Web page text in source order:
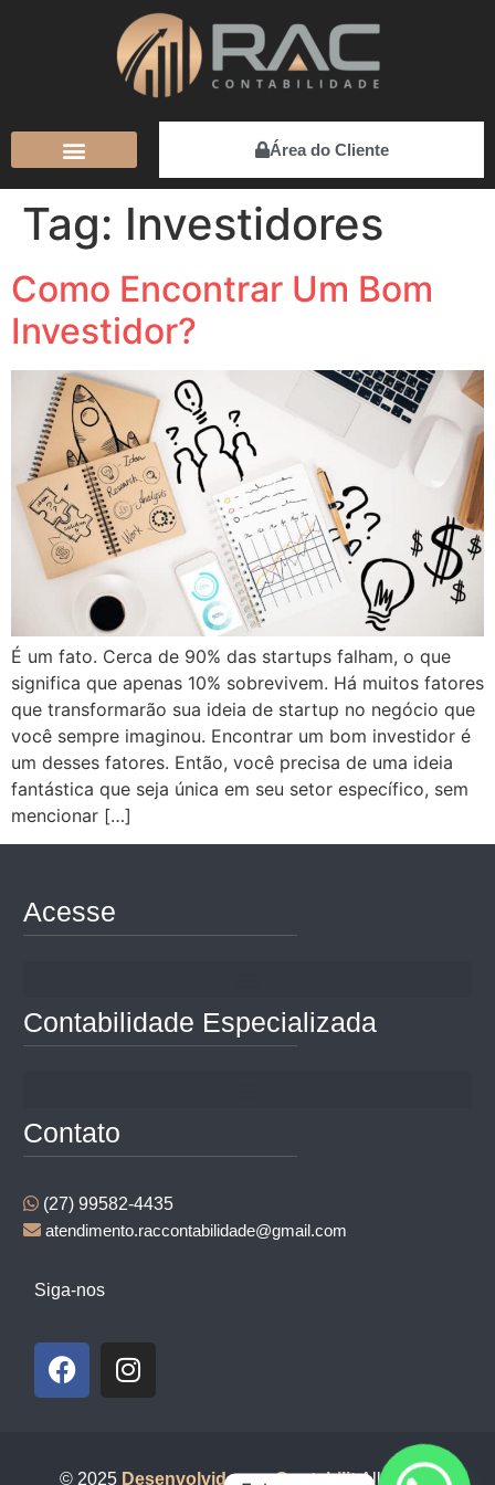
Área do Cliente
Tag: Investidores
Como Encontrar Um Bom
Investidor?
É um fato. Cerca de 90% das startups falham, o que
significa que apenas 10% sobrevivem. Há muitos fatores
que transformarão sua ideia de startup no negócio que
você sempre imaginou. Encontrar um bom investidor é
um desses fatores. Então, você precisa de uma ideia
fantástica que seja única em seu setor específico, sem
mencionar […]
Acesse
Contabilidade Especializada
Contato
(27) 99582-4435
atendimento.raccontabilidade@gmail.com
Siga-nos
© 2025 Desenvolvido por ContabilitAll Rights